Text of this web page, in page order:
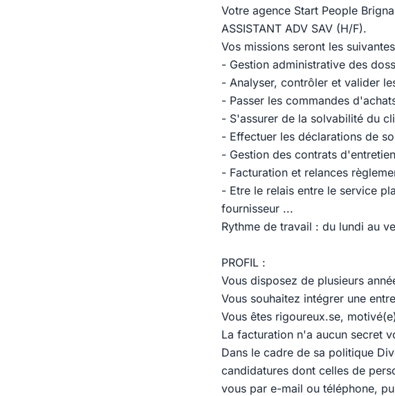
Votre agence Start People
ASSISTANT ADV SAV (H/F).
Vos missions seront les
- Gestion administrative des
- Analyser, contrôler et valider
- Passer les commandes
- S'assurer de la solvabilité du
- Effectuer les déclarations de
- Gestion des contrats
- Facturation et relances
- Etre le relais entre le service
fournisseur ...
Rythme de travail : du lundi au
PROFIL :
Vous disposez de plusieurs
Vous souhaitez intégrer une
Vous êtes rigoureux.se,
La facturation n'a aucun secret
Dans le cadre de sa politique
candidatures dont celles de
vous par e-mail ou téléphone,